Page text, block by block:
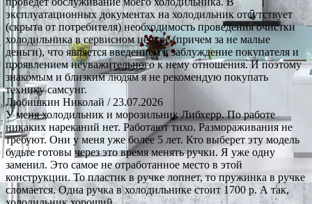
эксплуатационных документах на холодильник отсутствует
(скрыта от потребителя) необходимость проведения очистки
холодильника в сервисном центре (причем за не малые
деньги), что является введением в заблуждение покупателя и
проявлением неуважительного к нему отношения. И поэтому
знакомым и близким людям я не рекомендую покупать
технику самсунг.
Любишкин Николай / 23.07.2026
У меня холодильник и морозильник Либхерр. По работе
никаких нареканий нет. Работают тихо. Размораживания не
требуют. Они у меня уже более 5 лет. Кто выберет эту модель
будьте готовы через это время менять ручки. Я уже одну
заменил. Это самое не отработанное место в этой
конструкции. То пластик в ручке лопнет, то пружинка в ручке
сломается. Одна ручка в холодильнике стоит 1700 р. А так,